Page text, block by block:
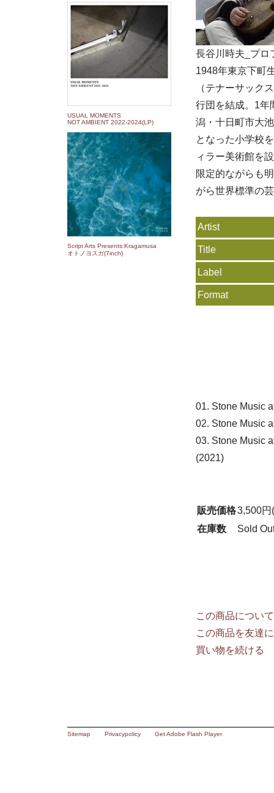
USUAL MOMENTS
NOT AMBIENT 2022​-​2024(LP)
Script Arts Presents:Kragamusa
オトノヨスガ(7inch)
長谷川時夫_プロ
1948年東京下町
（テナーサック
行団を結成。1年
潟・十日町市大
となった小学校
ィラー美術館を
限定的ながらも
がら世界標準の
Artist
Title
Label
Format
01. Stone Music
02. Stone Music
03. Stone Music
(2021)
販売価格3,500円
在庫数
Sold
この商品につい
この商品を友達
買い物を続ける
Sitemap Privacypolicy Get Adobe Flash Player